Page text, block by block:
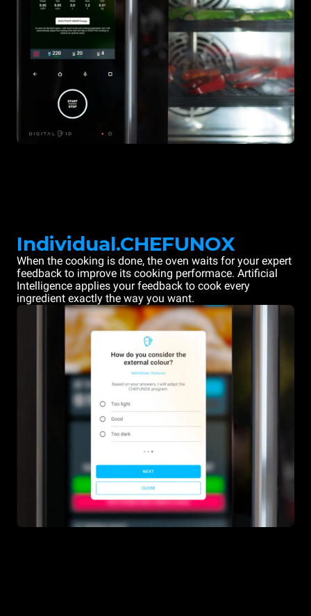
Individual.CHEFUNOX
When the cooking is done, the oven waits for your expert
feedback to improve its cooking performace. Artificial
Intelligence applies your feedback to cook every
ingredient exactly the way you want.